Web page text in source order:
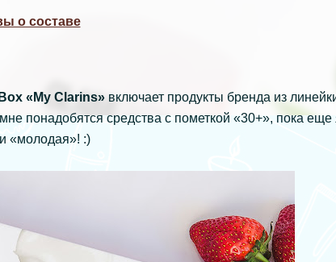
о составе
«My Clarins»включает продукты бренда из
понадобятся средства с пометкой «30+», пока еще
«молодая»! :)